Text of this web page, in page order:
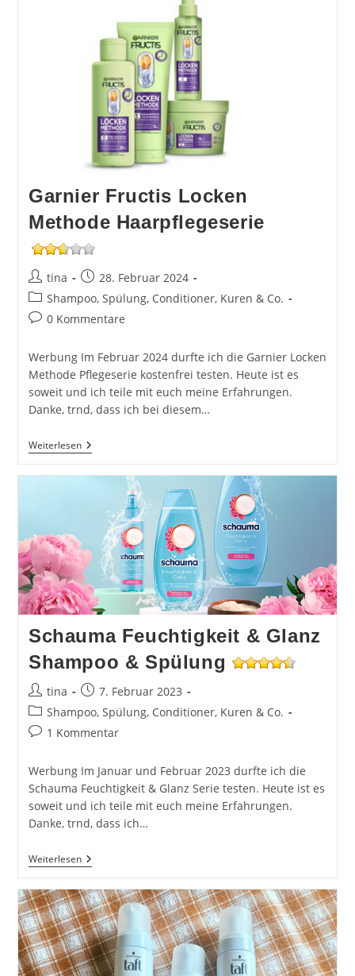
Garnier Fructis Locken
Methode Haarpflegeserie
Beitrags-
Autor:
tina
Beitrag
veröffentlicht:
28. Februar 2024
Beitrags-
Kategorie:
Shampoo, Spülung, Conditioner, Kuren & Co.
Beitrags-
0 Kommentare
Werbung Im Februar 2024 durfte ich die Garnier Locken
Methode Pflegeserie kostenfrei testen. Heute ist es
soweit und ich teile mit euch meine Erfahrungen.
Danke, trnd, dass ich bei diesem…
WeiterlesenGarnier
Fructis
Methode
Haarpflegeserie
Schauma Feuchtigkeit & Glanz
Shampoo & Spülung
Beitrags-
Autor:
tina
Beitrag
veröffentlicht:
7. Februar 2023
Beitrags-
Kategorie:
Shampoo, Spülung, Conditioner, Kuren & Co.
Beitrags-
1 Kommentar
Werbung Im Januar und Februar 2023 durfte ich die
Schauma Feuchtigkeit & Glanz Serie testen. Heute ist es
soweit und ich teile mit euch meine Erfahrungen.
Danke, trnd, dass ich…
WeiterlesenSchauma
Feuchtigkeit
Glanz
Shampoo
&
Spülung